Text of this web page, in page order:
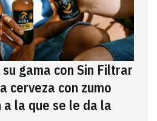
gama con Sin Filtrar
cerveza con zumo
la que se le da la